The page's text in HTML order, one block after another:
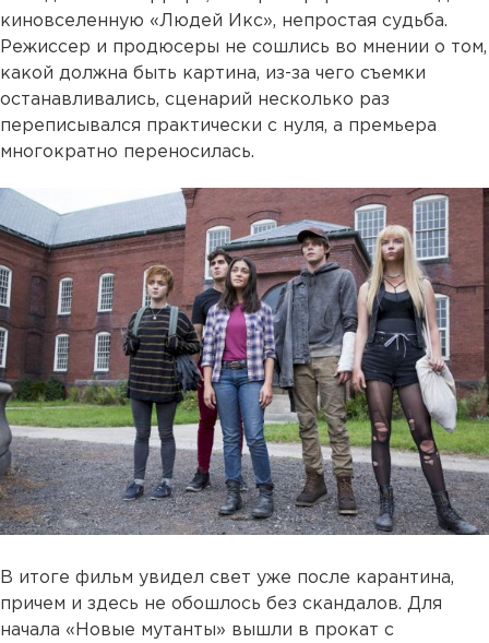
киновселенную «Людей Икс», непростая судьба.
Режиссер и продюсеры не сошлись во мнении о том,
какой должна быть картина, из-за чего съемки
останавливались, сценарий несколько раз
переписывался практически с нуля, а премьера
многократно переносилась.
В итоге фильм увидел свет уже после карантина,
причем и здесь не обошлось без скандалов. Для
начала «Новые мутанты» вышли в прокат с